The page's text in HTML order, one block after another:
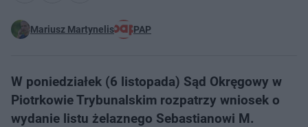
Mariusz Martynelis PAP
W poniedziałek (6 listopada) Sąd Okręgowy w
Piotrkowie Trybunalskim rozpatrzy wniosek o
wydanie listu żelaznego Sebastianowi M.